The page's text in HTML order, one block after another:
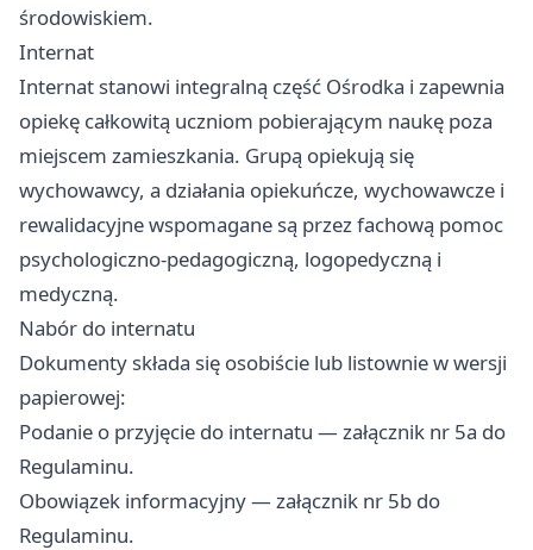
środowiskiem.
Internat
Internat stanowi integralną część Ośrodka i zapewnia
opiekę całkowitą uczniom pobierającym naukę poza
miejscem zamieszkania. Grupą opiekują się
wychowawcy, a działania opiekuńcze, wychowawcze i
rewalidacyjne wspomagane są przez fachową pomoc
psychologiczno-pedagogiczną, logopedyczną i
medyczną.
Nabór do internatu
Dokumenty składa się osobiście lub listownie w wersji
papierowej:
Podanie o przyjęcie do internatu — załącznik nr 5a do
Regulaminu.
Obowiązek informacyjny — załącznik nr 5b do
Regulaminu.